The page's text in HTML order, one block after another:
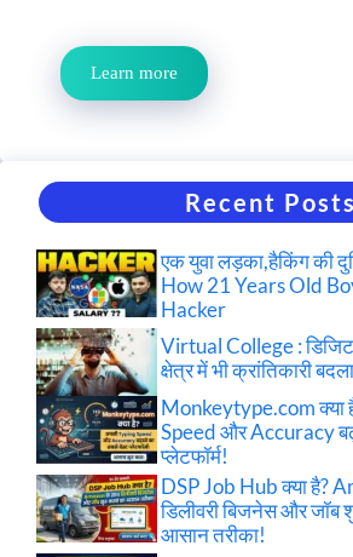
Learn more
Recent Posts
एक युवा लड़का,हैकिंग की
How 21 Years Old
Hacker
Virtual College :
क्षेत्र में भी क्रांतिकारी
Monkeytype.com क्या
Speed और Accuracy
प्लेटफॉर्म!
DSP Job Hub क्या है?
डिलीवरी बिजनेस और
आसान तरीका!